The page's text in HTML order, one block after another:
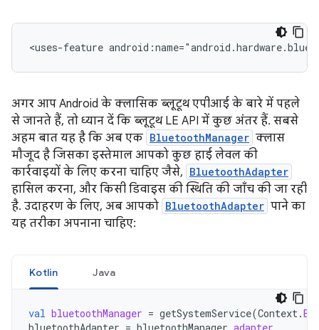
<uses-feature
अगर आप Android के क्लासिक ब्लूटूथ एपीआई के बारे में पहले
से जानते हैं, तो ध्यान दें कि ब्लूटूथ LE API में कुछ अंतर हैं. सबसे
अहम बात यह है कि अब एक BluetoothManager क्लास
मौजूद है जिसका इस्तेमाल आपको कुछ हाई लेवल की
कार्रवाइयों के लिए करना चाहिए जैसे, BluetoothAdapter
हासिल करना, और किसी डिवाइस की स्थिति की जाँच की जा रही
है. उदाहरण के लिए, अब आपको BluetoothAdapter पाने का
यह तरीका अपनाना चाहिए:
Kotlin Java
val bluetoothManager = getSystemService(Context.